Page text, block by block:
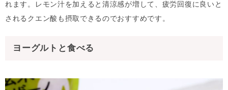
れます。レモン汁を加えると清涼感が増して、疲労回復に良いと
されるクエン酸も摂取できるのでおすすめです。
ヨーグルトと食べる